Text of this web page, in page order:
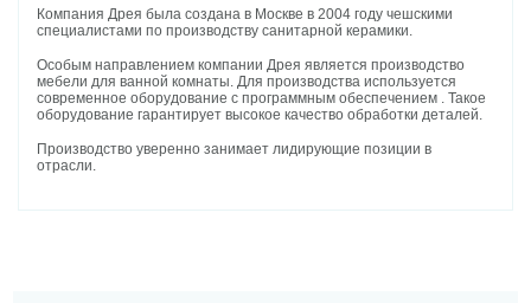
Компания Дрея была создана в Москве в 2004 году чешскими
специалистами по производству санитарной керамики.
Особым направлением компании Дрея является производство
мебели для ванной комнаты. Для производства используется
современное оборудование с программным обеспечением . Такое
оборудование гарантирует высокое качество обработки деталей.
Производство уверенно занимает лидирующие позиции в
отрасли.